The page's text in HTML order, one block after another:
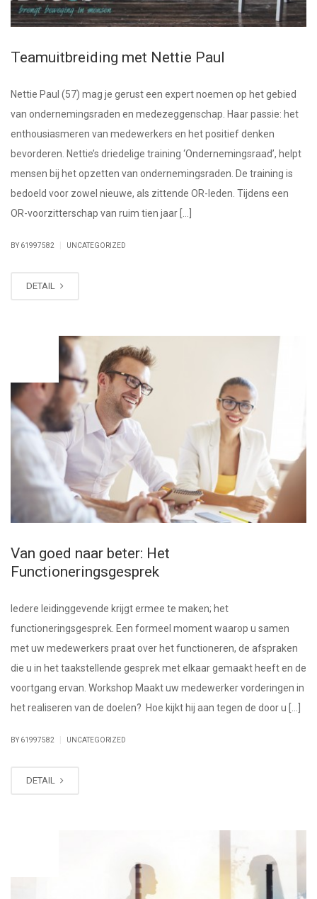
Teamuitbreiding met Nettie Paul
Nettie Paul (57) mag je gerust een expert noemen op het gebied
van ondernemingsraden en medezeggenschap. Haar passie: het
enthousiasmeren van medewerkers en het positief denken
bevorderen. Nettie’s driedelige training ‘Ondernemingsraad’, helpt
mensen bij het opzetten van ondernemingsraden. De training is
bedoeld voor zowel nieuwe, als zittende OR-leden. Tijdens een
OR-voorzitterschap van ruim tien jaar […]
BY 61997582 UNCATEGORIZED
DETAIL
Van goed naar beter: Het
Functioneringsgesprek
Iedere leidinggevende krijgt ermee te maken; het
functioneringsgesprek. Een formeel moment waarop u samen
met uw medewerkers praat over het functioneren, de afspraken
die u in het taakstellende gesprek met elkaar gemaakt heeft en de
voortgang ervan. Workshop Maakt uw medewerker vorderingen in
het realiseren van de doelen? Hoe kijkt hij aan tegen de door u […]
BY 61997582 UNCATEGORIZED
DETAIL